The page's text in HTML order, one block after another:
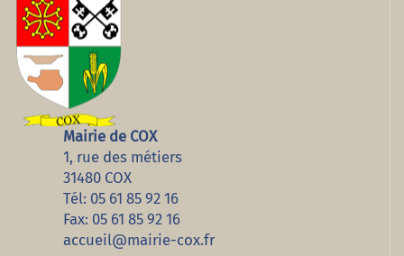
Mairie de COX
1, rue des métiers
31480 COX
Tél: 05 61 85 92 16
Fax: 05 61 85 92 16
accueil@mairie-cox.fr